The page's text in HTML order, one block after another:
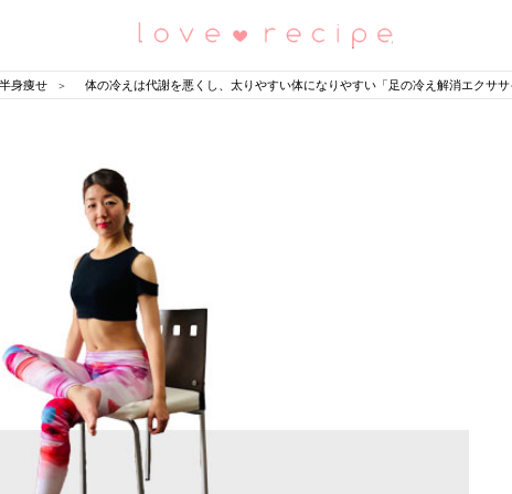
恋愛レシピ
身痩せ 体の冷えは代謝を悪くし、太りやすい体になりやすい「足の冷え解消エクサ